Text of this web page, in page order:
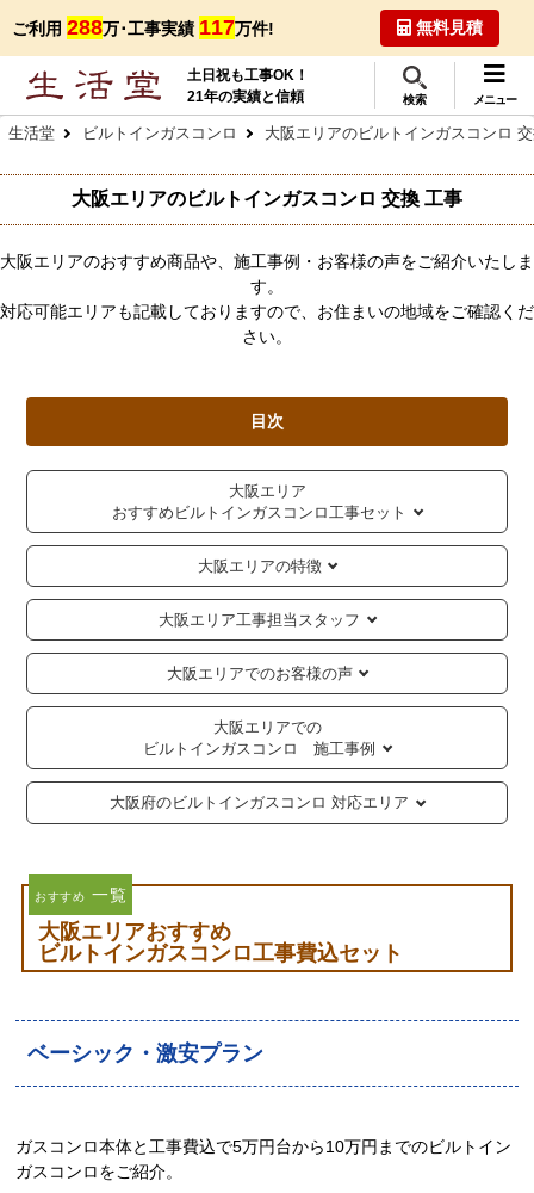
ご利用 288万･工事実績 117万件! 無料見積
土日祝も工事OK！
21年の実績と信頼
検索 メニュー
生活堂 ビルトインガスコンロ 大阪エリアのビルトインガスコンロ
大阪エリアのビルトインガスコンロ 交換 工事
大阪エリアのおすすめ商品や、施工事例・お客様の声をご紹介いたしま
す。
対応可能エリアも記載しておりますので、お住まいの地域をご確認くだ
さい。
目次
大阪エリア
おすすめビルトインガスコンロ工事セット
大阪エリアの特徴
大阪エリア工事担当スタッフ
大阪エリアでのお客様の声
大阪エリアでの
ビルトインガスコンロ 施工事例
大阪府のビルトインガスコンロ 対応エリア
おすすめ 一覧
大阪エリアおすすめ
ビルトインガスコンロ工事費込セット
ベーシック・激安プラン
ガスコンロ本体と工事費込で5万円台から10万円までのビルトイン
ガスコンロをご紹介。